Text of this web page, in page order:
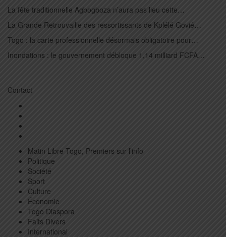
La fête traditionnelle Agbogboza n’aura pas lieu cette…
La Grande Retrouvaille des ressortissants de Kplélé Govié…
Togo : la carte professionnelle désormais obligatoire pour…
Inondations : le gouvernement débloque 1,14 milliard FCFA…
Contact
Matin Libre Togo, Premiers sur l’info
Politique
Société
Sport
Culture
Économie
Togo Diaspora
Faits Divers
International